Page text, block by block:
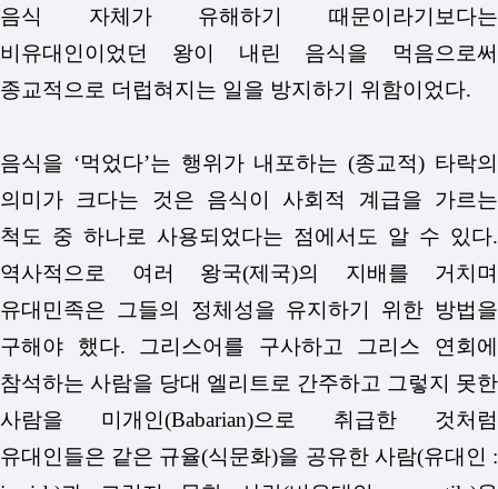
음식 자체가 유해하기 때문이라기보다는
비유대인이었던 왕이 내린 음식을 먹음으로써
종교적으로 더럽혀지는 일을 방지하기 위함이었다.
음식을 ‘먹었다’는 행위가 내포하는 (종교적) 타락의
의미가 크다는 것은 음식이 사회적 계급을 가르는
척도 중 하나로 사용되었다는 점에서도 알 수 있다.
역사적으로 여러 왕국(제국)의 지배를 거치며
유대민족은 그들의 정체성을 유지하기 위한 방법을
구해야 했다. 그리스어를 구사하고 그리스 연회에
참석하는 사람을 당대 엘리트로 간주하고 그렇지 못한
사람을 미개인(Babarian)으로 취급한 것처럼
유대인들은 같은 규율(식문화)을 공유한 사람(유대인 :